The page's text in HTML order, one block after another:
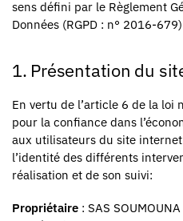
sens défini par le Règlement
Données (RGPD : n° 2016-679)
1. Présentation du
En vertu de l’article 6 de la
pour la confiance dans
aux utilisateurs du site internet
l’identité des différents
réalisation et de son suivi:
Propriétaire : SAS